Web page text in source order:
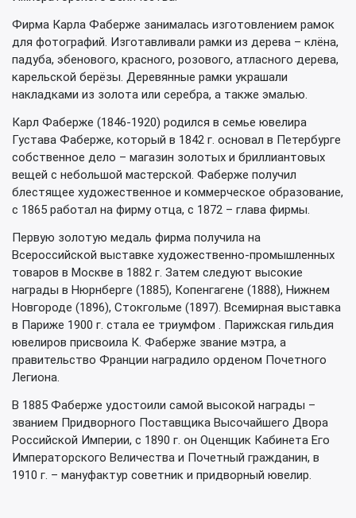
Фирма Карла Фаберже занималась изготовлением рамок
для фотографий. Изготавливали рамки из дерева – клёна,
падуба, эбенового, красного, розового, атласного дерева,
карельской берёзы. Деревянные рамки украшали
накладками из золота или серебра, а также эмалью.
Карл Фаберже (1846-1920) родился в семье ювелира
Густава Фаберже, который в 1842 г. основал в Петербурге
собственное дело – магазин золотых и бриллиантовых
вещей с небольшой мастерской. Фаберже получил
блестящее художественное и коммерческое образование,
с 1865 работал на фирму отца, с 1872 – глава фирмы.
Первую золотую медаль фирма получила на
Всероссийской выставке художественно-промышленных
товаров в Москве в 1882 г. Затем следуют высокие
награды в Нюрнберге (1885), Копенгагене (1888), Нижнем
Новгороде (1896), Стокгольме (1897). Всемирная выставка
в Париже 1900 г. стала ее триумфом . Парижская гильдия
ювелиров присвоила К. Фаберже звание мэтра, а
правительство Франции наградило орденом Почетного
Легиона.
В 1885 Фаберже удостоили самой высокой награды –
званием Придворного Поставщика Высочайшего Двора
Российской Империи, с 1890 г. он Оценщик Кабинета Его
Императорского Величества и Почетный гражданин, в
1910 г. – мануфактур советник и придворный ювелир.